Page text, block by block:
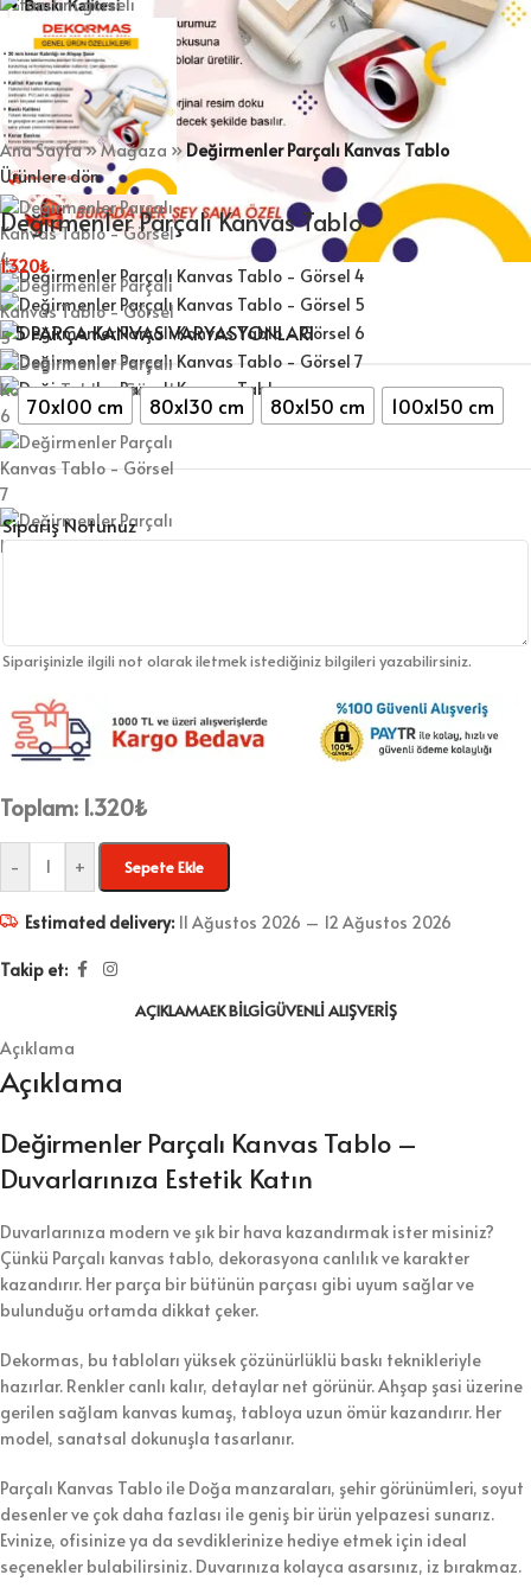
Ana Sayfa»Mağaza » Değirmenler Parçalı Kanvas Tablo
Ürünlere dön
Değirmenler Parçalı Kanvas Tablo
1.320₺
5 PARÇA KANVAS VARYASYONLARI
70x100 cm 80x130 cm 80x150 cm 100x150 cm
Sipariş Notunuz
Siparişinizle ilgili not olarak iletmek istediğiniz bilgileri yazabilirsiniz.
Toplam: 1.320₺
- + Sepete Ekle
Estimated delivery: 11 Ağustos 2026 – 12 Ağustos 2026
Takip et:
AÇIKLAMAEK BILGIGÜVENLI ALIŞVERIŞ
Açıklama
Açıklama
Değirmenler Parçalı Kanvas Tablo –
Duvarlarınıza Estetik Katın
Duvarlarınıza modern ve şık bir hava kazandırmak ister misiniz?
Çünkü Parçalı kanvas tablo, dekorasyona canlılık ve karakter
kazandırır. Her parça bir bütünün parçası gibi uyum sağlar ve
bulunduğu ortamda dikkat çeker.
Dekormas, bu tabloları yüksek çözünürlüklü baskı teknikleriyle
hazırlar. Renkler canlı kalır, detaylar net görünür. Ahşap şasi üzerine
gerilen sağlam kanvas kumaş, tabloya uzun ömür kazandırır. Her
model, sanatsal dokunuşla tasarlanır.
Parçalı Kanvas Tablo ile Doğa manzaraları, şehir görünümleri, soyut
desenler ve çok daha fazlası ile geniş bir ürün yelpazesi sunarız.
Evinize, ofisinize ya da sevdiklerinize hediye etmek için ideal
seçenekler bulabilirsiniz. Duvarınıza kolayca asarsınız, iz bırakmaz.